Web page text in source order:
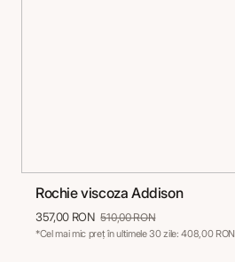
36 38 40 42
Rochie viscoza Addison
357,00 RON 510,00 RON
*Cel mai mic preț în ultimele 30 zile: 408,00 RON